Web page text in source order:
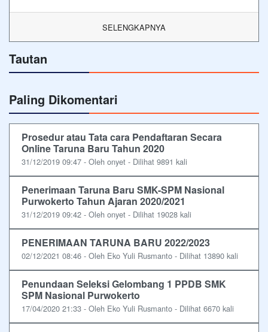
SELENGKAPNYA
Tautan
Paling Dikomentari
Prosedur atau Tata cara Pendaftaran Secara
Online Taruna Baru Tahun 2020
31/12/2019 09:47 - Oleh onyet - Dilihat 9891 kali
Penerimaan Taruna Baru SMK-SPM Nasional
Purwokerto Tahun Ajaran 2020/2021
31/12/2019 09:42 - Oleh onyet - Dilihat 19028 kali
PENERIMAAN TARUNA BARU 2022/2023
02/12/2021 08:46 - Oleh Eko Yuli Rusmanto - Dilihat 13890 kali
Penundaan Seleksi Gelombang 1 PPDB SMK
SPM Nasional Purwokerto
17/04/2020 21:33 - Oleh Eko Yuli Rusmanto - Dilihat 6670 kali